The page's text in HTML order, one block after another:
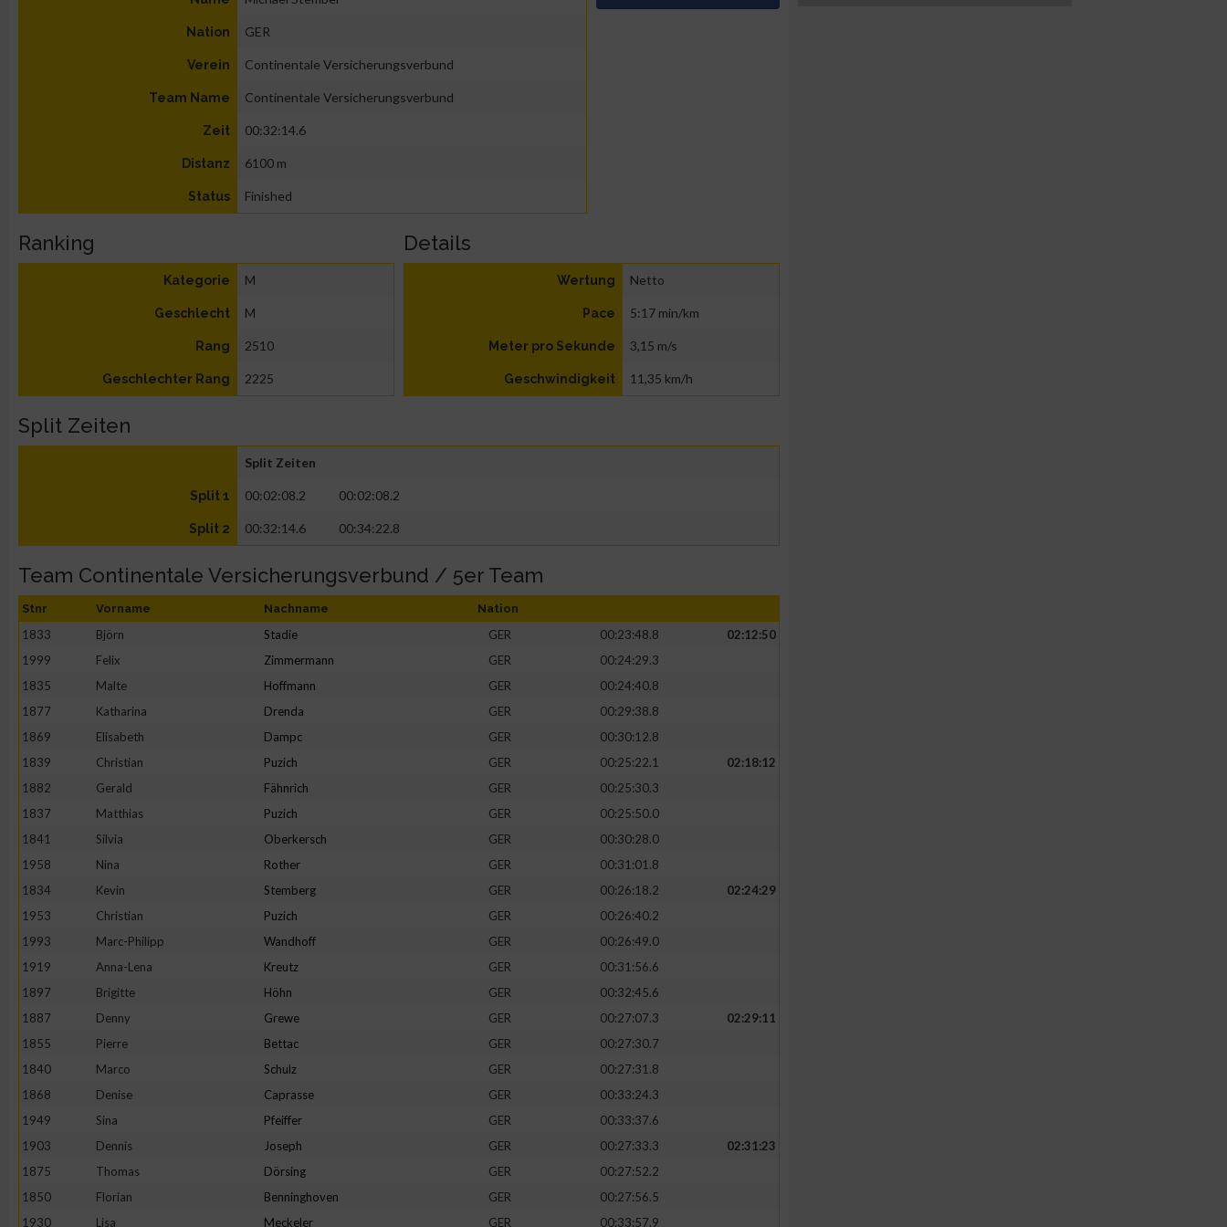
Nation GER
Verein Continentale Versicherungsverbund
Team Name Continentale Versicherungsverbund
Zeit 00:32:14.6
Distanz 6100 m
Status Finished
Ranking
Kategorie M
Geschlecht M
Rang 2510
Geschlechter Rang 2225
Details
Wertung Netto
Pace 5:17 min/km
Meter pro Sekunde 3,15 m/s
Geschwindigkeit 11,35 km/h
Split Zeiten
Split Zeiten
Split 1 00:02:08.2 00:02:08.2
Split 2 00:32:14.6 00:34:22.8
Team Continentale Versicherungsverbund / 5er Team
Stnr Vorname Nachname Nation
1833 Björn Stadie GER 00:23:48.8
02:12:50
1999
Felix Zimmermann GER
00:24:29.3
1835
Malte Hoffmann GER
00:24:40.8
1877
Katharina Drenda GER
00:29:38.8
1869
Elisabeth Dampc GER
00:30:12.8
1839
Christian Puzich GER 00:25:22.1
02:18:12
1882
Gerald Fähnrich GER
00:25:30.3
1837
Matthias Puzich GER
00:25:50.0
1841
Silvia Oberkersch GER
00:30:28.0
1958
Nina Rother GER
00:31:01.8
1834
Kevin Stemberg GER 00:26:18.2
02:24:29
1953
Christian Puzich GER
00:26:40.2
1993
Marc-Philipp Wandhoff GER
00:26:49.0
1919
Anna-Lena Kreutz GER
00:31:56.6
1897
Brigitte Höhn GER
00:32:45.6
1887
Denny Grewe GER 00:27:07.3
02:29:11
1855
Pierre Bettac GER
00:27:30.7
1840
Marco Schulz GER
00:27:31.8
1868
Denise Caprasse GER
00:33:24.3
1949
Sina Pfeiffer GER
00:33:37.6
1903
Dennis Joseph GER 00:27:33.3
02:31:23
1875
Thomas Dörsing GER
00:27:52.2
1850
Florian Benninghoven GER
00:27:56.5
1930
Lisa Meckeler GER
00:33:57.9